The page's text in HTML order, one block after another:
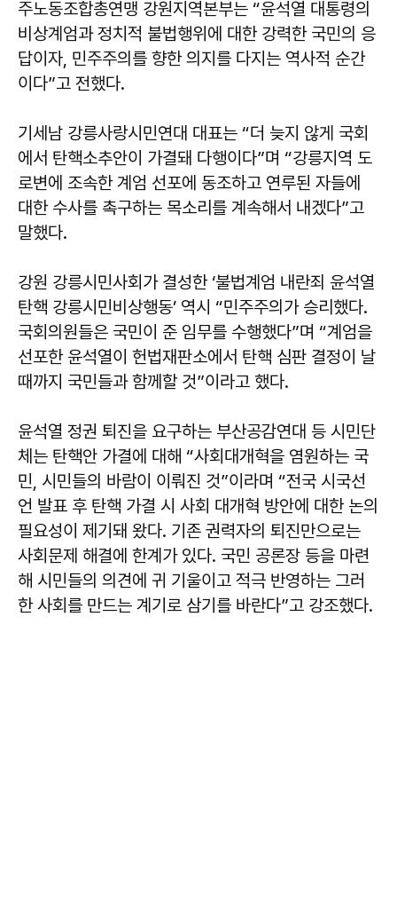
주노동조합총연맹 강원지역본부는 “윤석열 대통령의
비상계엄과 정치적 불법행위에 대한 강력한 국민의 응
답이자, 민주주의를 향한 의지를 다지는 역사적 순간
이다”고 전했다.
기세남 강릉사랑시민연대 대표는 “더 늦지 않게 국회
에서 탄핵소추안이 가결돼 다행이다”며 “강릉지역 도
로변에 조속한 계엄 선포에 동조하고 연루된 자들에
대한 수사를 촉구하는 목소리를 계속해서 내겠다”고
말했다.
강원 강릉시민사회가 결성한 ‘불법계엄 내란죄 윤석열
탄핵 강릉시민비상행동’ 역시 “민주주의가 승리했다.
국회의원들은 국민이 준 임무를 수행했다”며 “계엄을
선포한 윤석열이 헌법재판소에서 탄핵 심판 결정이 날
때까지 국민들과 함께할 것”이라고 했다.
윤석열 정권 퇴진을 요구하는 부산공감연대 등 시민단
체는 탄핵안 가결에 대해 “사회대개혁을 염원하는 국
민, 시민들의 바람이 이뤄진 것”이라며 “전국 시국선
언 발표 후 탄핵 가결 시 사회 대개혁 방안에 대한 논의
필요성이 제기돼 왔다. 기존 권력자의 퇴진만으로는
사회문제 해결에 한계가 있다. 국민 공론장 등을 마련
해 시민들의 의견에 귀 기울이고 적극 반영하는 그러
한 사회를 만드는 계기로 삼기를 바란다”고 강조했다.